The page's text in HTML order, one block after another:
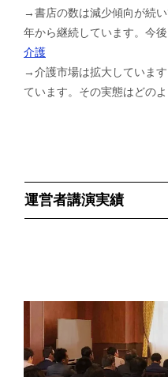
→書店の数は減少傾向が続
年から継続しています。今
介護
→介護市場は拡大していま
ています。その実態はどの
運営者講演実績